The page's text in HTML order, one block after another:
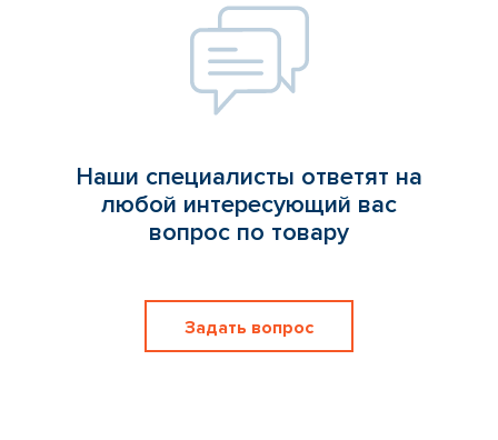
Наши специалисты ответят на
любой интересующий вас
вопрос по товару
Задать вопрос